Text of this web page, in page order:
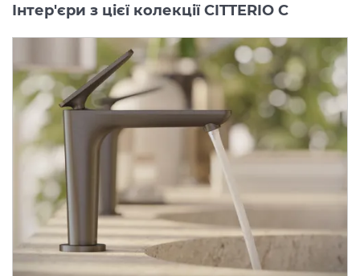
Інтер'єри з цієї колекції CITTERIO C